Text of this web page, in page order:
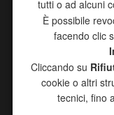
AZIENDA
PRODOTTI
RICERCA AGENTI
PROGETTO 2000
NEWS
CONTATTI
tutti o ad alcuni
È possibile
facendo clic
Cliccando su
cookie o altri
tecnici, fino